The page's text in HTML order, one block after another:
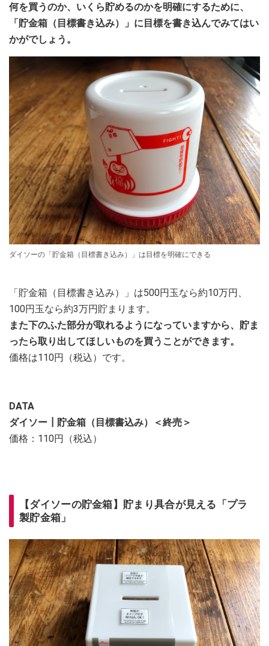
何を買うのか、いくら貯めるのかを明確にするために、
「貯金箱（目標書き込み）」に目標を書き込んでみてはい
かがでしょう。
ダイソーの「貯金箱（目標書き込み）」は目標を明確にできる
「貯金箱（目標書き込み）」は500円玉なら約10万円、
100円玉なら約3万円貯まります。
また下のふた部分が取れるようになっていますから、貯ま
ったら取り出してほしいものを買うことができます。
価格は110円（税込）です。
DATA
ダイソー┃貯金箱（目標書込み）＜終売＞
価格：110円（税込）
【ダイソーの貯金箱】貯まり具合が見える「プラ
製貯金箱」